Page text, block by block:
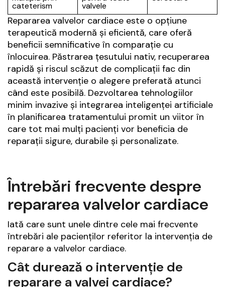
cateterism valvele
Repararea valvelor cardiace este o opțiune
terapeutică modernă și eficientă, care oferă
beneficii semnificative în comparație cu
înlocuirea. Păstrarea țesutului nativ, recuperarea
rapidă și riscul scăzut de complicații fac din
această intervenție o alegere preferată atunci
când este posibilă. Dezvoltarea tehnologiilor
minim invazive și integrarea inteligenței artificiale
în planificarea tratamentului promit un viitor în
care tot mai mulți pacienți vor beneficia de
reparații sigure, durabile și personalizate.
Întrebări frecvente despre
repararea valvelor cardiace
Iată care sunt unele dintre cele mai frecvente
întrebări ale pacienților referitor la intervenția de
reparare a valvelor cardiace.
Cât durează o intervenție de
reparare a valvei cardiace?